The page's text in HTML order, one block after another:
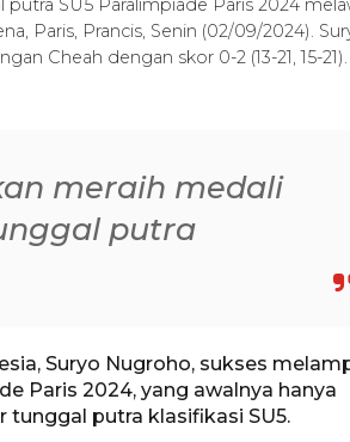
SU5 Paralimpiade Paris 2024
Paris, Prancis, Senin (02/09/2024).
Cheah dengan skor 0-2 (13-21, 15-21).
meraih medali
putra
Suryo Nugroho, sukses
Paris 2024, yang awalnya hanya
putra klasifikasi SU5.